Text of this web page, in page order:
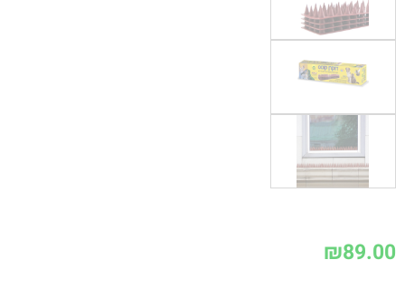
₪89.00